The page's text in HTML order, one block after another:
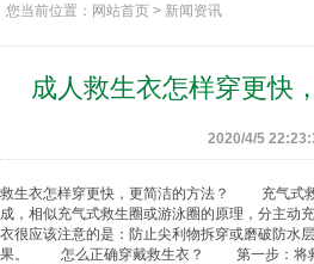
您当前位置：网站首页 > 新闻资讯
成人救生衣怎样穿更快
2020/4/5
救生衣怎样穿更快，更简洁的方法？ 充气式
成，相似充气式救生圈或游泳圈的原理，分主动
衣很应该注意的是：防止尖利物拆穿或磨破防水
果。 怎么正确穿戴救生衣 ？ 第一步：将